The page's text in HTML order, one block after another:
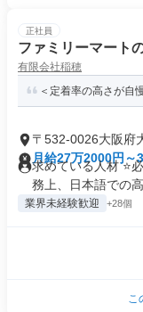
正社員
ファミリーマート
有限会社稲穂
＜定着率の高さが自
〒532-0026大阪府
月給27万2000円～
求めている人材
務上、日本語での高
業界未経験歓迎 +28個
こ